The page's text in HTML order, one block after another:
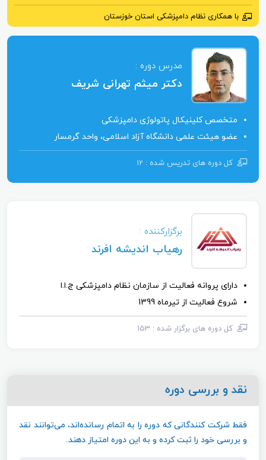
با همکاری نظام دامپزشکی استان خوزستان
مدرس دوره :
دکتر میثم تهرانی شریف
متخصص کلینیکال پاتولوژی دامپزشکی
عضو هیئت علمی دانشگاه آزاد اسلامی، واحد گرمسار
کل دوره ‌های تدریس شده : 12
برگزارکننده :
رهیاب اندیشه افرند
دارای پروانه فعالیت از سازمان نظام دامپزشکی ج.ا.ا
شروع فعالیت از تیرماه 1399
کل دوره ‌های برگزار شده : 153
نقد و بررسی دوره
فقط شرکت کنندگانی که دوره را به اتمام رسانده‌اند، می‌توانند نقد
و بررسی خود را ثبت کرده و به این دوره امتیاز دهند.